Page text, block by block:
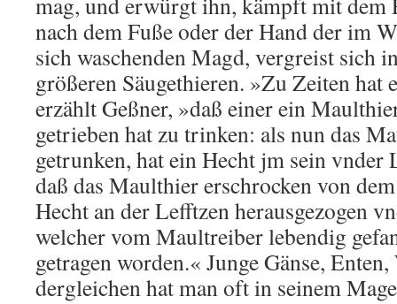
nach dem Fuße oder der Hand der im
sich waschenden Magd, vergreist sich
größeren Säugethieren. »Zu Zeiten hat
erzählt Geßner, »daß einer ein
getrieben hat zu trinken: als nun das
getrunken, hat ein Hecht jm sein vnder
daß das Maulthier erschrocken von
Hecht an der Lefftzen herausgezogen
welcher vom Maultreiber lebendig
getragen worden.« Junge Gänse,
dergleichen hat man oft in seinem